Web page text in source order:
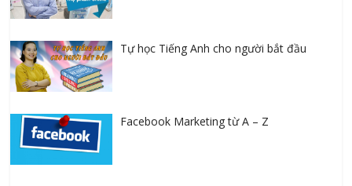
Tự học Tiếng Anh cho người bắt đầu
Facebook Marketing từ A – Z